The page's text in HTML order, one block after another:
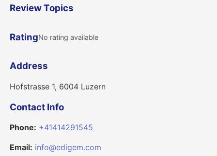
Review Topics
RatingNo rating available
Address
Hofstrasse 1, 6004 Luzern
Contact Info
Phone: +41414291545
Email: info@edigem.com